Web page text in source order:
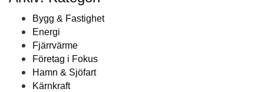
Bygg & Fastighet
Energi
Fjärrvärme
Företag i Fokus
Hamn & Sjöfart
Kärnkraft